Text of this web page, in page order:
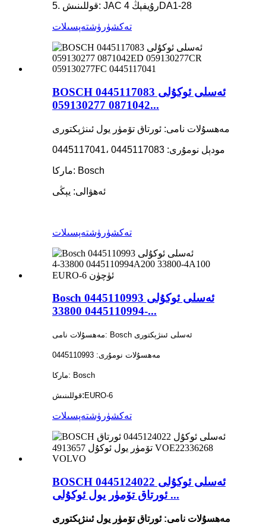
5. قوللىنىش: JAC رۇيفېڭ 4DA1-28
تەكشۈرۈشتەپسىلات
BOSCH ئەسلى ئوكۇلى 0445117083
0871042 059130277...
مەھسۇلات نامى: ئورتاق تۆمۈر يول ئىنژېكتورى
مودېل نومۇرى: 0445117083 ،0445117041
ماركا: Bosch
ئەھۋالى: يېڭى
تەكشۈرۈشتەپسىلات
Bosch ئەسلى ئوكۇلى 0445110993
0445110994 33800-...
مەھسۇلات نامى: Bosch ئەسلى ئىنژېكتورى
مەھسۇلات نومۇرى: 0445110993
ماركا: Bosch
قوللىنىش: EURO-6
تەكشۈرۈشتەپسىلات
BOSCH ئەسلى ئوكۇلى 0445124022
ئورتاق تۆمۈر يول ئوكۇلى ...
مەھسۇلات نامى: ئورتاق تۆمۈر يول ئىنژېكتورى